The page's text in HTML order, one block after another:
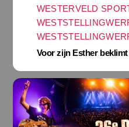
WESTERVELD
Voor zijn Esther